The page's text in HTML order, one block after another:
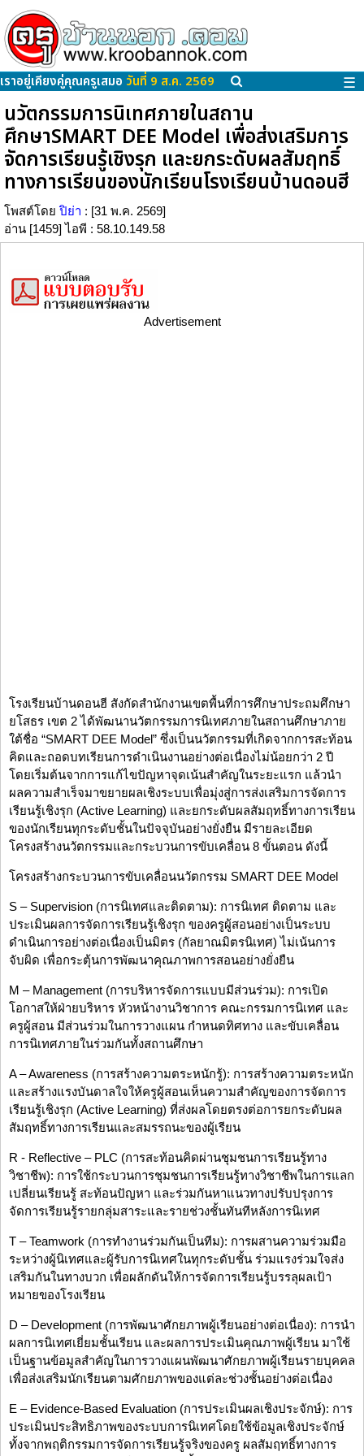
เราอยู่เคียงคู่คุณครูเสมอ วันที่ 9 ส.ค. 2569 ☰
นวัตกรรมการนิเทศภายในสถาน
ศึกษาSMART DEE Model เพื่อส่งเสริมการ
จัดการเรียนรู้เชิงรุก และยกระดับผลสัมฤทธิ์
ทางการเรียนของนักเรียนโรงเรียนบ้านดอนฮี
โพสต์โดย ปิย่า : [31 พ.ค. 2569]
อ่าน [1459] ไอพี : 58.10.149.58
Advertisement
โรงเรียนบ้านดอนฮี สังกัดสำนักงานเขตพื้นที่การศึกษาประถมศึกษา
ยโสธร เขต 2 ได้พัฒนานวัตกรรมการนิเทศภายในสถานศึกษาภาย
ใต้ชื่อ “SMART DEE Model” ซึ่งเป็นนวัตกรรมที่เกิดจากการสะท้อน
คิดและถอดบทเรียนการดำเนินงานอย่างต่อเนื่องไม่น้อยกว่า 2 ปี
โดยเริ่มต้นจากการแก้ไขปัญหาจุดเน้นสำคัญในระยะแรก แล้วนำ
ผลความสำเร็จมาขยายผลเชิงระบบเพื่อมุ่งสู่การส่งเสริมการจัดการ
เรียนรู้เชิงรุก (Active Learning) และยกระดับผลสัมฤทธิ์ทางการเรียน
ของนักเรียนทุกระดับชั้นในปัจจุบันอย่างยั่งยืน มีรายละเอียด
โครงสร้างนวัตกรรมและกระบวนการขับเคลื่อน 8 ขั้นตอน ดังนี้
โครงสร้างกระบวนการขับเคลื่อนนวัตกรรม SMART DEE Model
S – Supervision (การนิเทศและติดตาม): การนิเทศ ติดตาม และ
ประเมินผลการจัดการเรียนรู้เชิงรุก ของครูผู้สอนอย่างเป็นระบบ
ดำเนินการอย่างต่อเนื่องเป็นมิตร (กัลยาณมิตรนิเทศ) ไม่เน้นการ
จับผิด เพื่อกระตุ้นการพัฒนาคุณภาพการสอนอย่างยั่งยืน
M – Management (การบริหารจัดการแบบมีส่วนร่วม): การเปิด
โอกาสให้ฝ่ายบริหาร หัวหน้างานวิชาการ คณะกรรมการนิเทศ และ
ครูผู้สอน มีส่วนร่วมในการวางแผน กำหนดทิศทาง และขับเคลื่อน
การนิเทศภายในร่วมกันทั้งสถานศึกษา
A – Awareness (การสร้างความตระหนักรู้): การสร้างความตระหนัก
และสร้างแรงบันดาลใจให้ครูผู้สอนเห็นความสำคัญของการจัดการ
เรียนรู้เชิงรุก (Active Learning) ที่ส่งผลโดยตรงต่อการยกระดับผล
สัมฤทธิ์ทางการเรียนและสมรรถนะของผู้เรียน
R - Reflective – PLC (การสะท้อนคิดผ่านชุมชนการเรียนรู้ทาง
วิชาชีพ): การใช้กระบวนการชุมชนการเรียนรู้ทางวิชาชีพในการแลก
เปลี่ยนเรียนรู้ สะท้อนปัญหา และร่วมกันหาแนวทางปรับปรุงการ
จัดการเรียนรู้รายกลุ่มสาระและรายช่วงชั้นทันทีหลังการนิเทศ
T – Teamwork (การทำงานร่วมกันเป็นทีม): การผสานความร่วมมือ
ระหว่างผู้นิเทศและผู้รับการนิเทศในทุกระดับชั้น ร่วมแรงร่วมใจส่ง
เสริมกันในทางบวก เพื่อผลักดันให้การจัดการเรียนรู้บรรลุผลเป้า
หมายของโรงเรียน
D – Development (การพัฒนาศักยภาพผู้เรียนอย่างต่อเนื่อง): การนำ
ผลการนิเทศเยี่ยมชั้นเรียน และผลการประเมินคุณภาพผู้เรียน มาใช้
เป็นฐานข้อมูลสำคัญในการวางแผนพัฒนาศักยภาพผู้เรียนรายบุคคล
เพื่อส่งเสริมนักเรียนตามศักยภาพของแต่ละช่วงชั้นอย่างต่อเนื่อง
E – Evidence-Based Evaluation (การประเมินผลเชิงประจักษ์): การ
ประเมินประสิทธิภาพของระบบการนิเทศโดยใช้ข้อมูลเชิงประจักษ์
ทั้งจากพฤติกรรมการจัดการเรียนรู้จริงของครู ผลสัมฤทธิ์ทางการ